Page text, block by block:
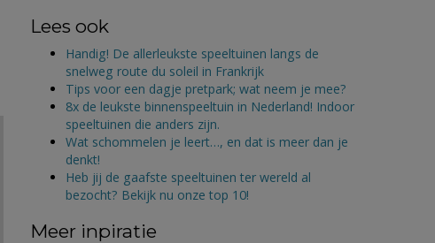
Lees ook
Handig! De allerleukste speeltuinen langs de
snelweg route du soleil in Frankrijk
Tips voor een dagje pretpark; wat neem je mee?
8x de leukste binnenspeeltuin in Nederland! Indoor
speeltuinen die anders zijn.
Wat schommelen je leert…, en dat is meer dan je
denkt!
Heb jij de gaafste speeltuinen ter wereld al
bezocht? Bekijk nu onze top 10!
Meer inpiratie